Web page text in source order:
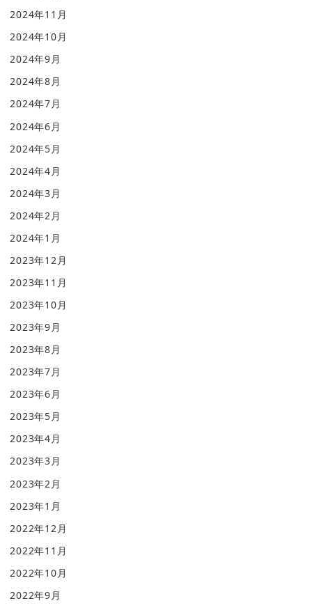
2024年11月
2024年10月
2024年9月
2024年8月
2024年7月
2024年6月
2024年5月
2024年4月
2024年3月
2024年2月
2024年1月
2023年12月
2023年11月
2023年10月
2023年9月
2023年8月
2023年7月
2023年6月
2023年5月
2023年4月
2023年3月
2023年2月
2023年1月
2022年12月
2022年11月
2022年10月
2022年9月